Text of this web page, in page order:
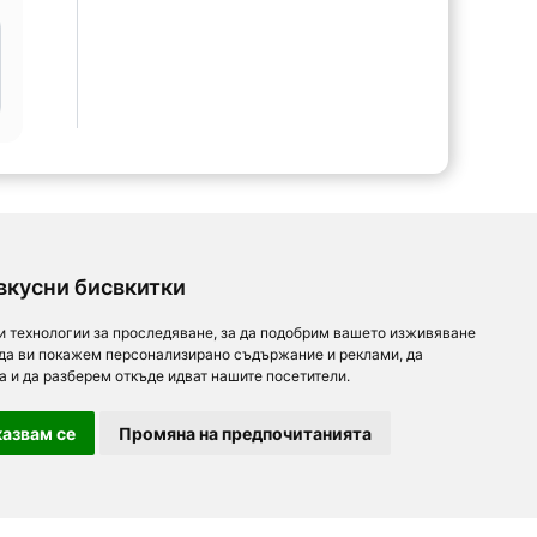
бисвкитки
технологии за проследяване, за да подобрим вашето изживяване
ви покажем персонализирано съдържание и реклами, да
и да разберем откъде идват нашите посетители.
се Промяна на предпочитанията